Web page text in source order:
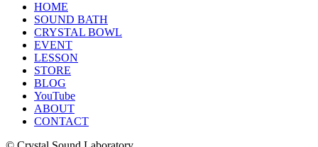
HOME
SOUND BATH
CRYSTAL BOWL
EVENT
LESSON
STORE
BLOG
YouTube
ABOUT
CONTACT